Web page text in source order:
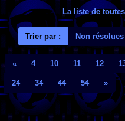
La liste de
Trier par : Non résolues
« 4 10 11 12
24 34 44 54 »